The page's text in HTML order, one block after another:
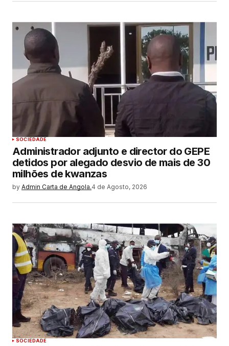
SOCIEDADE
Administrador adjunto e director do GEPE
detidos por alegado desvio de mais de 30
milhões de kwanzas
by Admin Carta de Angola.4 de Agosto, 2026
SOCIEDADE